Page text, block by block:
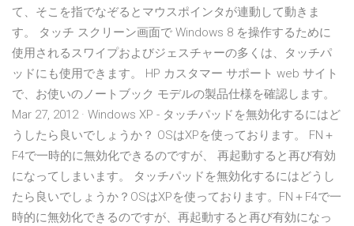
て、そこを指でなぞるとマウスポインタが連動して動きま
す。 タッチ スクリーン画面で Windows 8 を操作するために
使用されるスワイプおよびジェスチャーの多くは、タッチパ
ッドにも使用できます。 HP カスタマー サポート web サイト
で、お使いのノートブック モデルの製品仕様を確認します。
Mar 27, 2012 · Windows XP - タッチパッドを無効化するにはど
うしたら良いでしょうか？ OSはXPを使っております。 FN＋
F4で一時的に無効化できるのですが、 再起動すると再び有効
になってしまいます。 タッチパッドを無効化するにはどうし
たら良いでしょうか？OSはXPを使っております。FN＋F4で一
時的に無効化できるのですが、再起動すると再び有効になっ